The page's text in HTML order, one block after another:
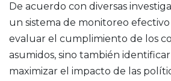
De acuerdo con diversas
un sistema de monitoreo
evaluar el cumplimiento de los
asumidos, sino también
maximizar el impacto de las